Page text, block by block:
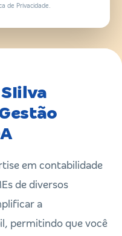
de Privacidade.
em contabilidade
de diversos
a
permitindo que você